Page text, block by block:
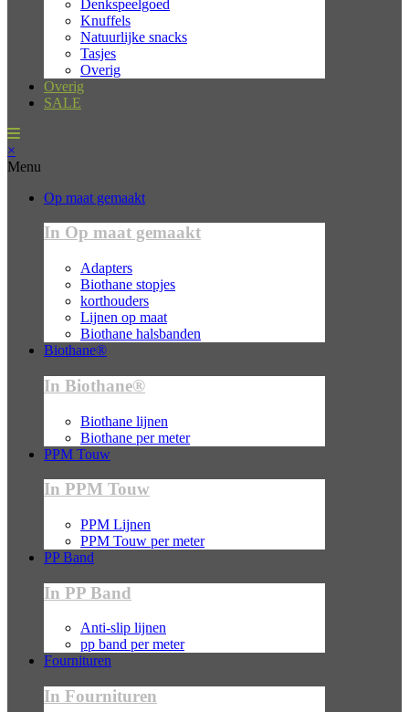
Denkspeelgoed
Knuffels
Natuurlijke snacks
Tasjes
Overig
Overig
SALE
×
Menu
Op maat gemaakt
In Op maat gemaakt
Adapters
Biothane stopjes
korthouders
Lijnen op maat
Biothane halsbanden
Biothane®
In Biothane®
Biothane lijnen
Biothane per meter
PPM Touw
In PPM Touw
PPM Lijnen
PPM Touw per meter
PP Band
In PP Band
Anti-slip lijnen
pp band per meter
Fournituren
In Fournituren